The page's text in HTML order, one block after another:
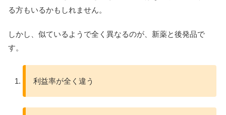
る方もいるかもしれません。
しかし、似ているようで全く異なるのが、新薬と後発品で
す。
利益率が全く違う